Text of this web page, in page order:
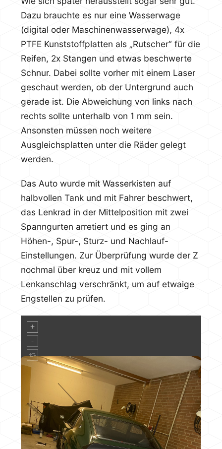
Dazu brauchte es nur eine Wasserwage
(digital oder Maschinenwasserwage), 4x
PTFE Kunststoffplatten als „Rutscher“ für die
Reifen, 2x Stangen und etwas beschwerte
Schnur. Dabei sollte vorher mit einem Laser
geschaut werden, ob der Untergrund auch
gerade ist. Die Abweichung von links nach
rechts sollte unterhalb von 1 mm sein.
Ansonsten müssen noch weitere
Ausgleichsplatten unter die Räder gelegt
werden.
Das Auto wurde mit Wasserkisten auf
halbvollen Tank und mit Fahrer beschwert,
das Lenkrad in der Mittelposition mit zwei
Spanngurten arretiert und es ging an
Höhen-, Spur-, Sturz- und Nachlauf-
Einstellungen. Zur Überprüfung wurde der Z
nochmal über kreuz und mit vollem
Lenkanschlag verschränkt, um auf etwaige
Engstellen zu prüfen.